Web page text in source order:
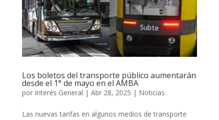
Los boletos del transporte público aumentarán
desde el 1° de mayo en el AMBA
por Interés General | Abr 28, 2025 | Noticias
Las nuevas tarifas en algunos medios de transporte